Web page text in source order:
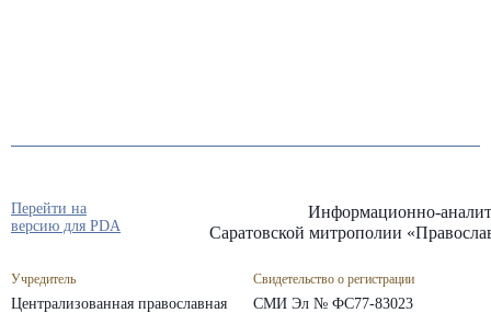
Информационно-
Саратовской митрополии
Учредитель
Централизованная православная
Свидетельство о регистрации
СМИ Эл № ФС77-83023
Перейти на
версию для PDA